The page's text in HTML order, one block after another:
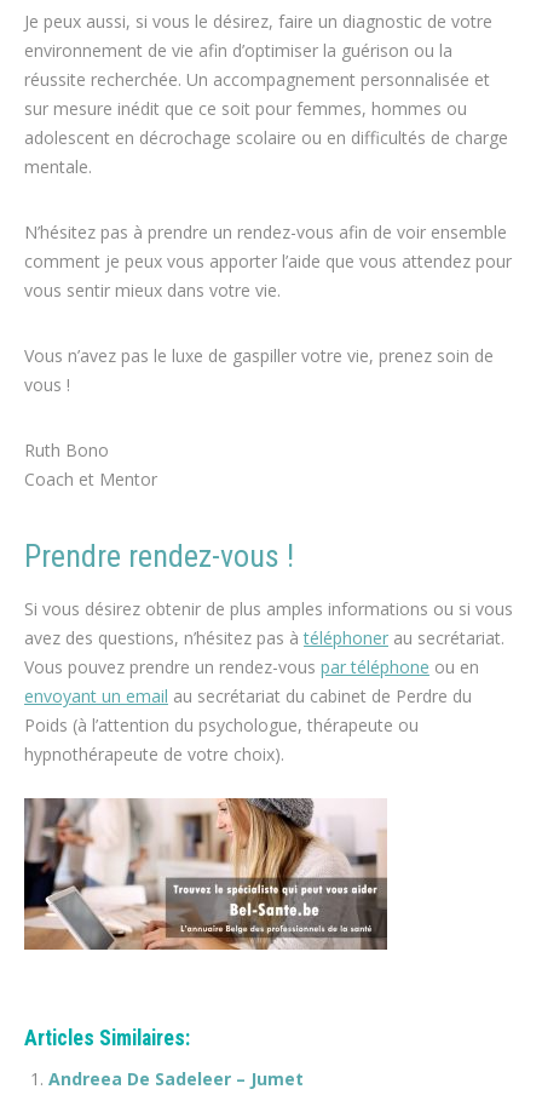
Je peux aussi, si vous le désirez, faire un diagnostic de votre
environnement de vie afin d’optimiser la guérison ou la
réussite recherchée. Un accompagnement personnalisée et
sur mesure inédit que ce soit pour femmes, hommes ou
adolescent en décrochage scolaire ou en difficultés de charge
mentale.
N’hésitez pas à prendre un rendez-vous afin de voir ensemble
comment je peux vous apporter l’aide que vous attendez pour
vous sentir mieux dans votre vie.
Vous n’avez pas le luxe de gaspiller votre vie, prenez soin de
vous !
Ruth Bono
Coach et Mentor
Prendre rendez-vous !
Si vous désirez obtenir de plus amples informations ou si vous
avez des questions, n’hésitez pas àtéléphoner au secrétariat.
Vous pouvez prendre un rendez-vous par téléphone ou en
envoyant un email au secrétariat du cabinet de Perdre du
Poids (à l’attention du psychologue, thérapeute ou
hypnothérapeute de votre choix).
Articles Similaires:
Andreea De Sadeleer – Jumet